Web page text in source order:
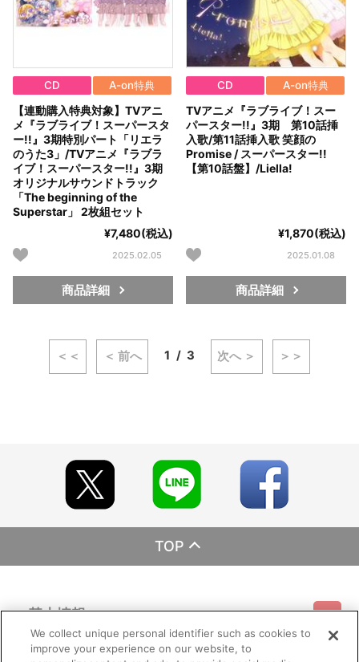
CD A-on特典
【連動購入特典対象】TVアニ
メ『ラブライブ！スーパースタ
ー!!』3期特別パート「リエラ
のうた3」/TVアニメ『ラブラ
イブ！スーパースター!!』3期
オリジナルサウンドトラック
「The beginning of the
Superstar」 2枚組セット
¥7,480(税込)
2025.02.05
商品詳細
CD A-on特典
TVアニメ『ラブライブ！スー
パースター!!』3期 第10話挿
入歌/第11話挿入歌 笑顔の
Promise / スーパースター!!
【第10話盤】/Liella!
¥1,870(税込)
2025.01.08
商品詳細
＜＜ ＜ 前へ 1 3 次へ ＞ ＞＞
TOP
基本情報
ご利用情報
We collect unique personal identifier such as cookies to
improve your experience on our website, to